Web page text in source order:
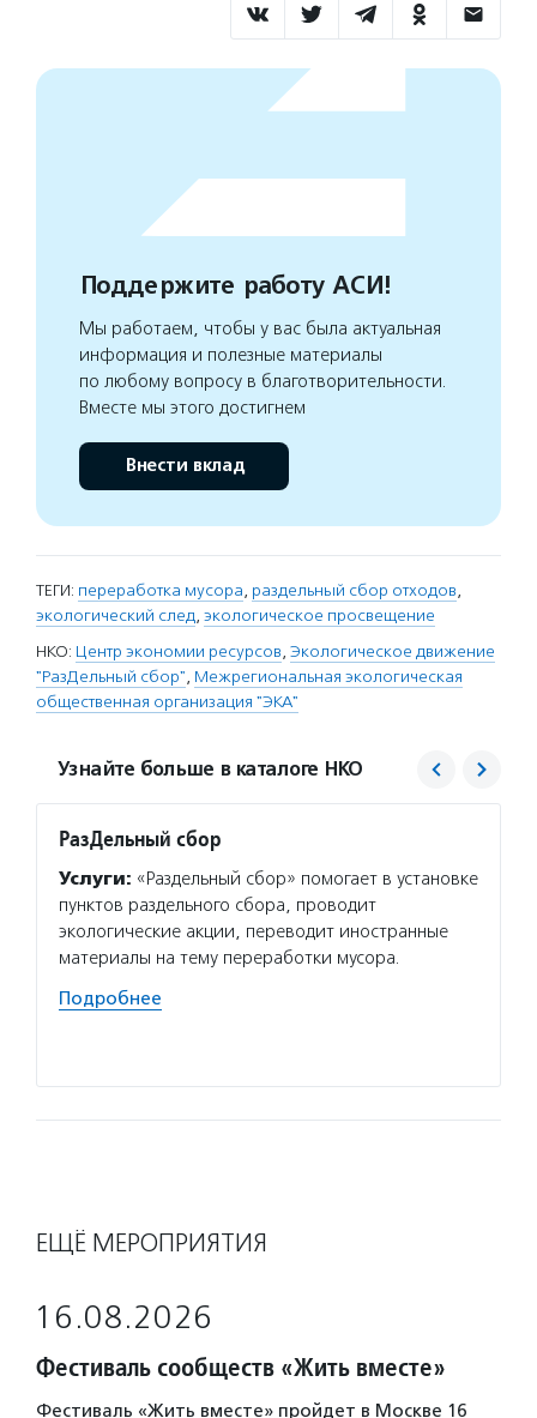
Поддержите работу АСИ!
Мы работаем, чтобы у вас была актуальная
информация и полезные материалы
по любому вопросу в благотворительности.
Вместе мы этого достигнем
Внести вклад
ТЕГИ: переработка мусора, раздельный сбор отходов,
экологический след, экологическое просвещение
НКО: Центр экономии ресурсов, Экологическое движение
"РазДельный сбор", Межрегиональная экологическая
общественная организация "ЭКА"
Узнайте больше в каталоге НКО
РазДельный сбор
Услуги: «Раздельный сбор» помогает в установке
пунктов раздельного сбора, проводит
экологические акции, переводит иностранные
материалы на тему переработки мусора.
Подробнее
ЕЩЁ МЕРОПРИЯТИЯ
16.08.2026
Фестиваль сообществ «Жить вместе»
Фестиваль «Жить вместе» пройдет в Москве 16